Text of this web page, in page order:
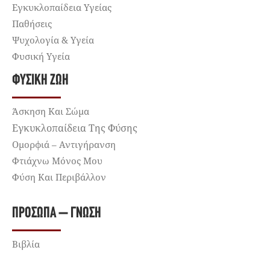
Εγκυκλοπαίδεια Υγείας
Παθήσεις
Ψυχολογία & Υγεία
Φυσική Υγεία
ΦΥΣΙΚΉ ΖΩΉ
Άσκηση Και Σώμα
Εγκυκλοπαίδεια Της Φύσης
Ομορφιά – Αντιγήρανση
Φτιάχνω Μόνος Μου
Φύση Και Περιβάλλον
ΠΡΌΣΩΠΑ – ΓΝΏΣΗ
Βιβλία